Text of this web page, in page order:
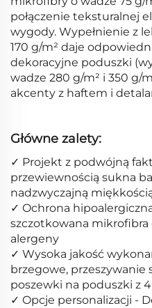
połączenie teksturalnej
wygody. Wypełnienie z
170 g/m² daje
dekoracyjne poduszki
wadze 280 g/m² i 350 g/
akcenty z haftem i
Główne zalety:
✓ Projekt z podwójną
przewiewnością sukna
nadzwyczajną
✓ Ochrona
szczotkowana mikrofibra
alergeny
✓ Wysoka jakość
brzegowe, przeszywanie
poszewki na poduszki z
✓ Opcje personalizacji -